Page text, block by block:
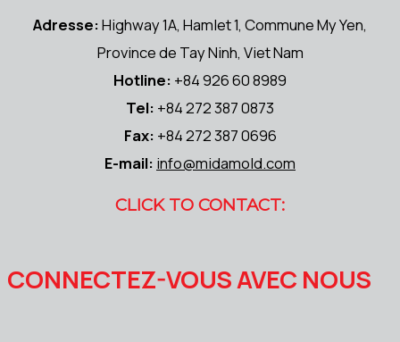
Adresse:Highway 1A, Hamlet 1, Commune My Yen,
Province de Tay Ninh, Viet Nam
Hotline: +84 926 60 8989
Tel: +84 272 387 0873
Fax: +84 272 387 0696
E-mail: info@midamold.com
CLICK TO CONTACT:
CONNECTEZ-VOUS AVEC NOUS